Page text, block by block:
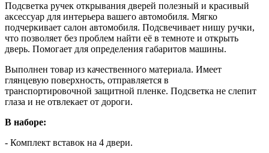
Подсветка ручек открывания дверей полезный и красивый
аксессуар для интерьера вашего автомобиля. Мягко
подчеркивает салон автомобиля. Подсвечивает нишу ручки,
что позволяет без проблем найти её в темноте и открыть
дверь. Помогает для определения габаритов машины.
Выполнен товар из качественного материала. Имеет
глянцевую поверхность, отправляется в
транспортировочной защитной пленке. Подсветка не слепит
глаза и не отвлекает от дороги.
В наборе:
- Комплект вставок на 4 двери.